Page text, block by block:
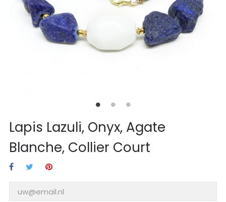
Lapis Lazuli, Onyx, Agate
Blanche, Collier Court